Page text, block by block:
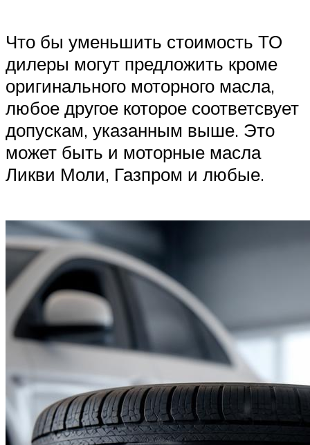
Что бы уменьшить стоимость ТО
дилеры могут предложить кроме
оригинального моторного масла,
любое другое которое соответсвует
допускам, указанным выше. Это
может быть и моторные масла
Ликви Моли, Газпром и любые.